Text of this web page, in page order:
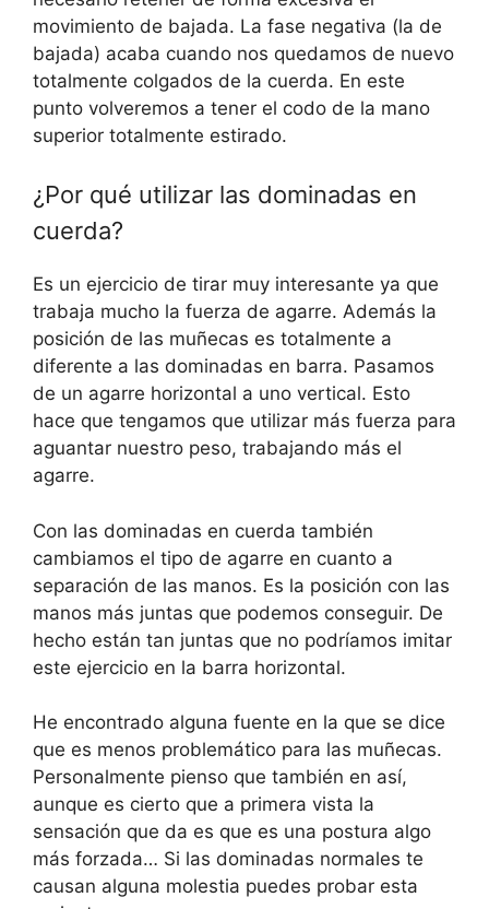
movimiento de bajada. La fase negativa (la de
bajada) acaba cuando nos quedamos de nuevo
totalmente colgados de la cuerda. En este
punto volveremos a tener el codo de la mano
superior totalmente estirado.
¿Por qué utilizar las dominadas en
cuerda?
Es un ejercicio de tirar muy interesante ya que
trabaja mucho la fuerza de agarre. Además la
posición de las muñecas es totalmente a
diferente a las dominadas en barra. Pasamos
de un agarre horizontal a uno vertical. Esto
hace que tengamos que utilizar más fuerza para
aguantar nuestro peso, trabajando más el
agarre.
Con las dominadas en cuerda también
cambiamos el tipo de agarre en cuanto a
separación de las manos. Es la posición con las
manos más juntas que podemos conseguir. De
hecho están tan juntas que no podríamos imitar
este ejercicio en la barra horizontal.
He encontrado alguna fuente en la que se dice
que es menos problemático para las muñecas.
Personalmente pienso que también en así,
aunque es cierto que a primera vista la
sensación que da es que es una postura algo
más forzada… Si las dominadas normales te
causan alguna molestia puedes probar esta